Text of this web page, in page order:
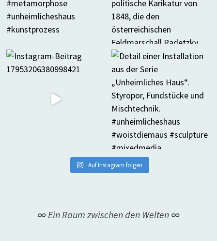
Auf Instagram folgen
∞ Ein Raum zwischen den Welten ∞